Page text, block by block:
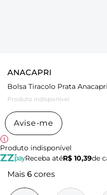
ANACAPRI
Bolsa Tiracolo Prata
Produto indisponível
Avise-me
Produto indisponível
Receba atéR$ 10,39de
Mais 6 cores